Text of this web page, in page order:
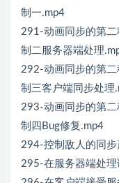
制一.mp4
291-动画同步的第
制二服务器端处理
292-动画同步的第
制三客户端同步处理
293-动画同步的第
制四Bug修复.mp4
294-控制敌人的同步
295-在服务器端处